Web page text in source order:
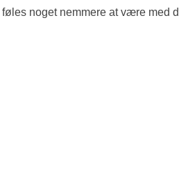
noget nemmere at være med